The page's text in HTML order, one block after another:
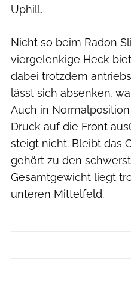
Uphill.
Nicht so beim Radon
viergelenkige Heck
dabei trotzdem
lässt sich absenken,
Auch in
Druck auf die Front
steigt nicht. Bleibt das
gehört zu den
Gesamtgewicht liegt
unteren Mittelfeld.